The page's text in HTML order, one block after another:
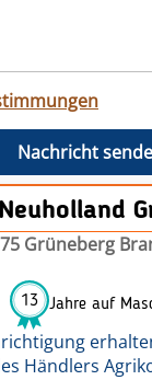
Nachricht
Grüneberg
13 Jahre auf
Händlers